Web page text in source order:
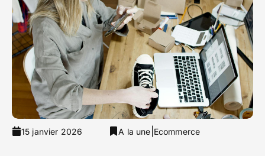
15 janvier 2026 A la une Ecommerce